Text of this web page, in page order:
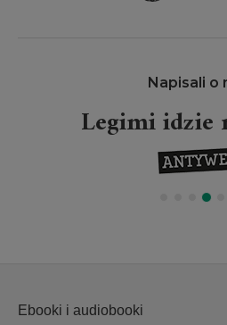
Napisali o
Legimi idzie
Ebooki i audiobooki